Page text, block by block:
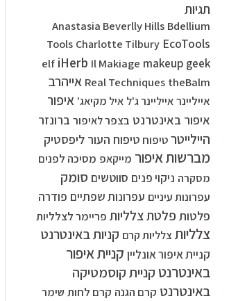
תגיות
Anastasia Beverlly Hills Bdellium
Tools Charlotte Tilbury EcoTools
elf iHerb Il Makiage makeup geek
Real Techniques theBalm אייהרב
אייליינראייליינר ג'ל איל מקיאג' איפור
איפור באינטרנט בצפר לאיפור ברונזר
היילייטרטיפוח טיפוח העור ליפסטיק
מברשות איפור מייקאפ מסיכה לפנים
מסקרה ניקוי פנים סווטשים סומק
עפרונות עיניים עפרונות שפתיים פודרה
פלטות פלטת צלליות פריימר לצלליות
צלליות צלליות קרם קניות באינטרנט
קניית איפור אונליין קניית איפור
באינטרנט קניית קוסמטיקה
באינטרנט קרם הגנה קרם לחות שימר